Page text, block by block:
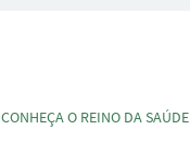
Pular para o conteúdo
CONHEÇA O REINO DA SAÚDE